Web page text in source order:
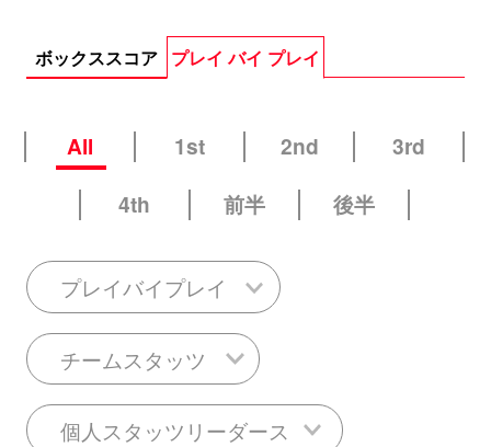
ボックススコア プレイ バイ プレイ
All 1st 2nd
3rd
4th
前半 後半
プレイバイプレイ
チームスタッツ
個人スタッツリーダース